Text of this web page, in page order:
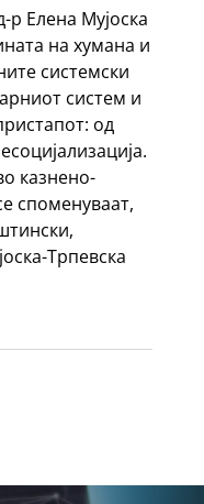
р Елена Мујоска
на хумана и
системски
систем и
од
казнено-
споменуваат,
Трпевска